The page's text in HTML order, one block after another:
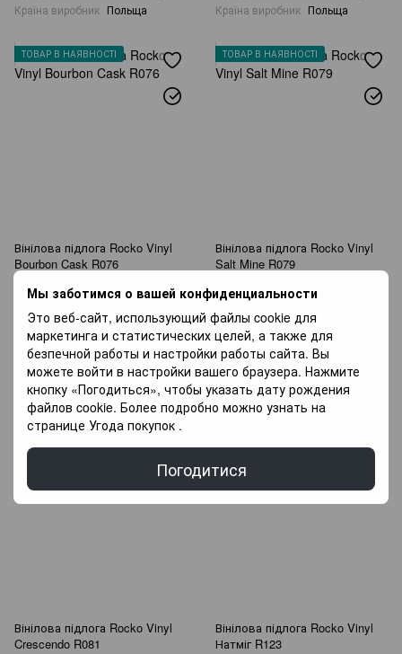
Мы заботимся о вашей конфиденциальности
Это веб-сайт, использующий файлы cookie для
маркетинга и статистических целей, а также для
безпечной работы и настройки работы сайта. Вы
можете войти в настройки вашего браузера. Нажмите
кнопку «Погодиться», чтобы указать дату рождения
файлов cookie. Более подробно можно узнать на
странице Угода покупок .
Погодитися
Країна виробник Польща
Країна виробник Польща
ТОВАР В НАЯВНОСТІ
Вінілова підлога Rocko Vinyl
Bourbon Cask R076
1 106 грн/м²
Придбати
Ціна
1106.00
Бренд
Rocko Vinyl
Країна виробник Польща
ТОВАР В НАЯВНОСТІ
Вінілова підлога Rocko Vinyl
Salt Mine R079
Придбати
Ціна
1106.00
Бренд
Rocko Vinyl
Країна виробник Польща
ТОВАР В НАЯВНОСТІ
Вінілова підлога Rocko Vinyl
Crescendo R081
Вінілова підлога Rocko Vinyl
Натміг R123